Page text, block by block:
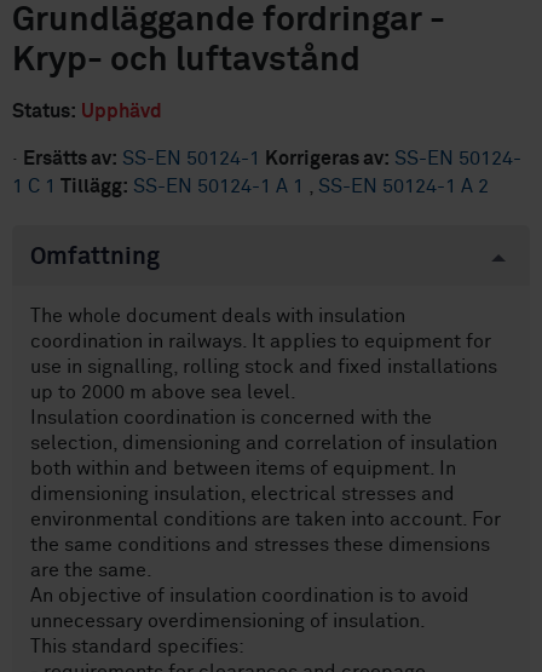
Grundläggande fordringar -
Kryp- och luftavstånd
Status: Upphävd
· Ersätts av: SS-EN 50124-1 Korrigeras av: SS-EN 50124-
1 C 1 Tillägg: SS-EN 50124-1 A 1 , SS-EN 50124-1 A 2
Omfattning
The whole document deals with insulation
coordination in railways. It applies to equipment for
use in signalling, rolling stock and fixed installations
up to 2000 m above sea level.
Insulation coordination is concerned with the
selection, dimensioning and correlation of insulation
both within and between items of equipment. In
dimensioning insulation, electrical stresses and
environmental conditions are taken into account. For
the same conditions and stresses these dimensions
are the same.
An objective of insulation coordination is to avoid
unnecessary overdimensioning of insulation.
This standard specifies: